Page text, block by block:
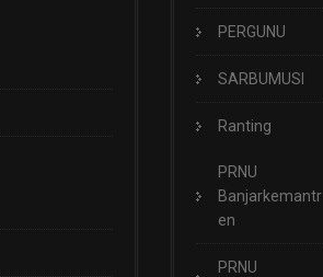
PERGUNU
SARBUMUSI
Ranting
PRNU
Banjarkemantr
en
PRNU